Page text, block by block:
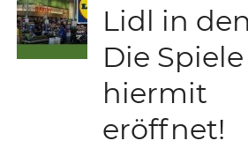
Lidl in
Die
hiermit
eröffnet!